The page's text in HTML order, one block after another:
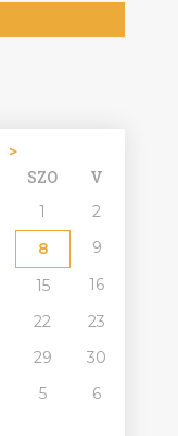
>
SZO V
1
2
8
9
15
16
22
23
29
30
5 6